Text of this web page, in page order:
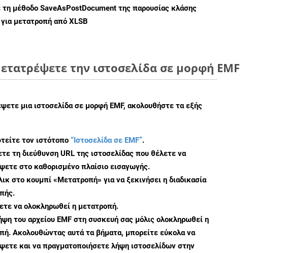
τη μέθοδο SaveAsPostDocument της παρουσίας κλάσης
μετατροπή από XLSB
την ιστοσελίδα σε μορφή EMF
μια ιστοσελίδα σε μορφή EMF, ακολουθήστε τα εξής
τον ιστότοπο “Ιστοσελίδα σε EMF”.
τη διεύθυνση URL της ιστοσελίδας που θέλετε να
στο καθορισμένο πλαίσιο εισαγωγής.
στο κουμπί «Μετατροπή» για να ξεκινήσει η διαδικασία
να ολοκληρωθεί η μετατροπή.
του αρχείου EMF στη συσκευή σας μόλις ολοκληρωθεί η
Ακολουθώντας αυτά τα βήματα, μπορείτε εύκολα να
και να πραγματοποιήσετε λήψη ιστοσελίδων στην